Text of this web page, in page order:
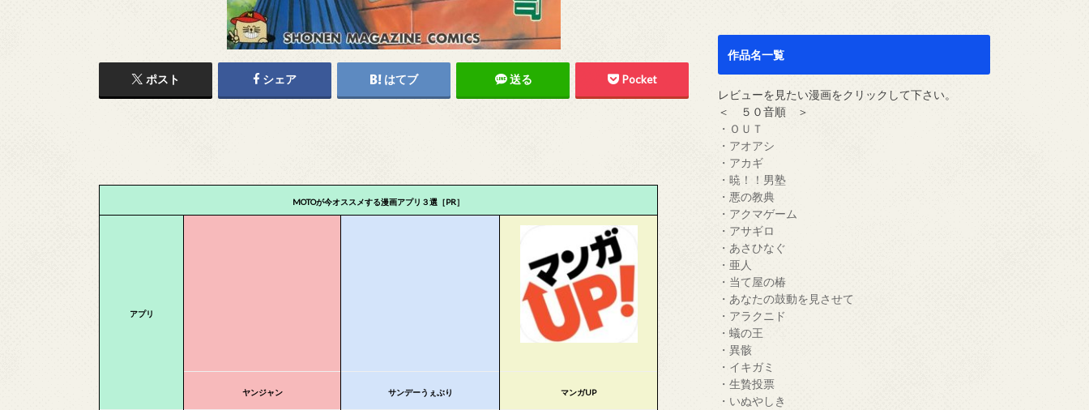
ポスト シェア はてブ 送る Pocket
MOTOが今オススメする漫画アプリ３選［PR］
アプリ
ヤンジャン サンデーうぇぶり マンガUP
作品名一覧
レビューを見たい漫画をクリックして下さい。
＜ ５０音順 ＞
・ＯＵＴ
・アオアシ
・アカギ
・暁！！男塾
・悪の教典
・アクマゲーム
・アサギロ
・あさひなぐ
・亜人
・当て屋の椿
・あなたの鼓動を見させて
・アラクニド
・蟻の王
・異骸
・イキガミ
・生贄投票
・いぬやしき